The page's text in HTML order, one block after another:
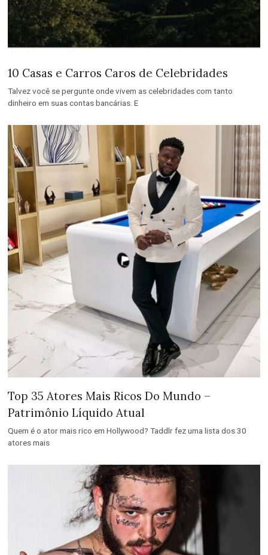
10 Casas e Carros Caros de Celebridades
Talvez você se pergunte onde vivem as celebridades com tanto
dinheiro em suas contas bancárias. E
Top 35 Atores Mais Ricos Do Mundo –
Patrimônio Líquido Atual
Quem é o ator mais rico em Hollywood? Taddlr fez uma lista dos 30
atores mais